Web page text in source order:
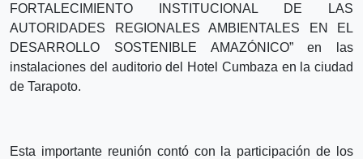
FORTALECIMIENTO INSTITUCIONAL DE LAS
AUTORIDADES REGIONALES AMBIENTALES EN EL
DESARROLLO SOSTENIBLE AMAZÓNICO” en las
instalaciones del auditorio del Hotel Cumbaza en la ciudad
de Tarapoto.
Esta importante reunión contó con la participación de los